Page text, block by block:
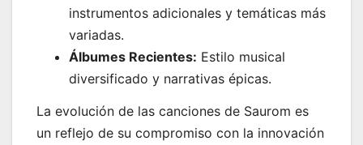
instrumentos adicionales y temáticas más
variadas.
Álbumes Recientes: Estilo musical
diversificado y narrativas épicas.
La evolución de las canciones de Saurom es
un reflejo de su compromiso con la innovación